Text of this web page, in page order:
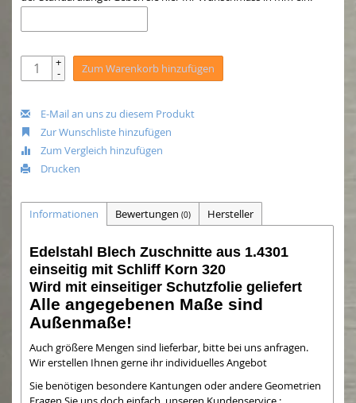
+
- Zum Warenkorb hinzufügen
E-Mail an uns zu diesem Produkt
Zur Wunschliste hinzufügen
Zum Vergleich hinzufügen
Drucken
Informationen Bewertungen (0) Hersteller
Edelstahl Blech Zuschnitte aus 1.4301
einseitig mit Schliff Korn 320
Wird mit einseitiger Schutzfolie geliefert
Alle angegebenen Maße sind
Außenmaße!
Auch größere Mengen sind lieferbar, bitte bei uns anfragen.
Wir erstellen Ihnen gerne ihr individuelles Angebot
Sie benötigen besondere Kantungen oder andere Geometrien